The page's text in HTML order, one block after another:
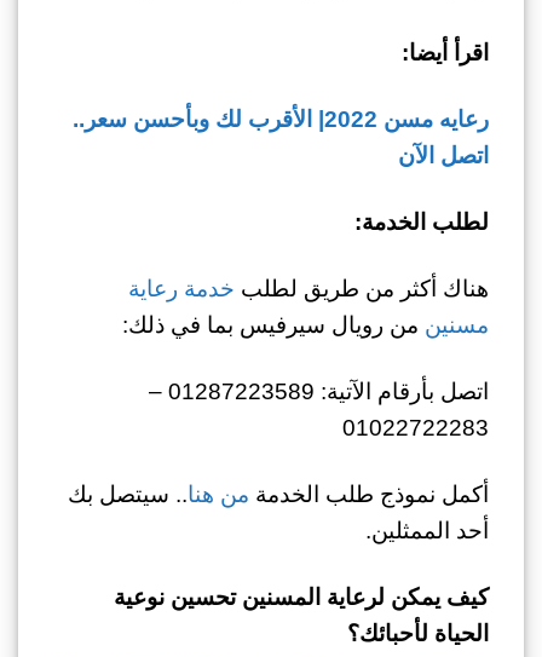
اقرأ أيضا:
رعايه مسن 2022| الأقرب لك وبأحسن سعر..
اتصل الآن
لطلب الخدمة:
هناك أكثر من طريق لطلب خدمة رعاية
مسنين من رويال سيرفيس بما في ذلك:
اتصل بأرقام الآتية: 01287223589 –
01022722283
أكمل نموذج طلب الخدمة من هنا.. سيتصل بك
أحد الممثلين.
كيف يمكن لرعاية المسنين تحسين نوعية
الحياة لأحبائك؟